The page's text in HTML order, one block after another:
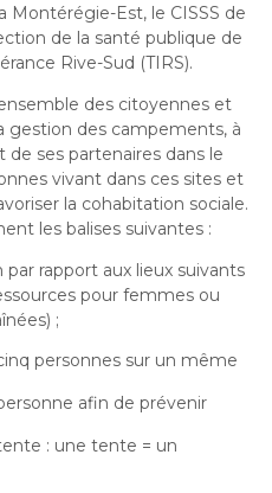
Montérégie-Est, le CISSS de
de la santé publique de
Rive-Sud (TIRS).
des citoyennes et
gestion des campements, à
de ses partenaires dans le
vivant dans ces sites et
la cohabitation sociale.
les balises suivantes :
rapport aux lieux suivants
pour femmes ou
;
personnes sur un même
afin de prévenir
: une tente = un